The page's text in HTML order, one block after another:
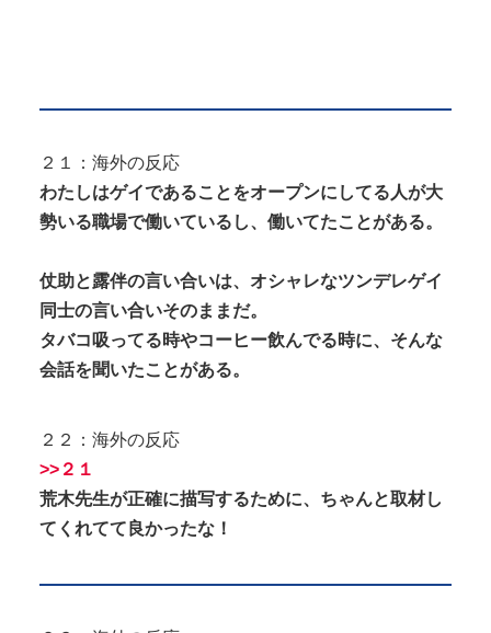
２１：海外の反応
わたしはゲイであることをオープンにしてる人が大
勢いる職場で働いているし、働いてたことがある。
仗助と露伴の言い合いは、オシャレなツンデレゲイ
同士の言い合いそのままだ。
タバコ吸ってる時やコーヒー飲んでる時に、そんな
会話を聞いたことがある。
２２：海外の反応
>>２１
荒木先生が正確に描写するために、ちゃんと取材し
てくれてて良かったな！